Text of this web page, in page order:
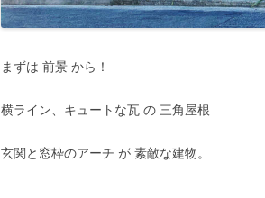
まずは 前景 から！
横ライン、キュートな瓦 の 三角屋根
玄関と窓枠のアーチ が 素敵な建物。